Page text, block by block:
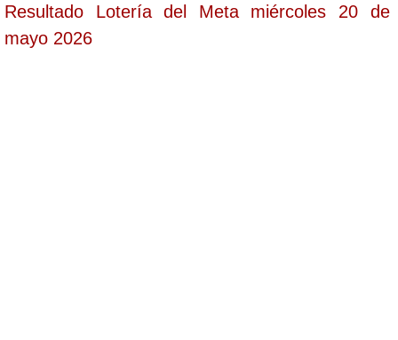
Resultado Lotería del Meta miércoles 20 de
mayo 2026